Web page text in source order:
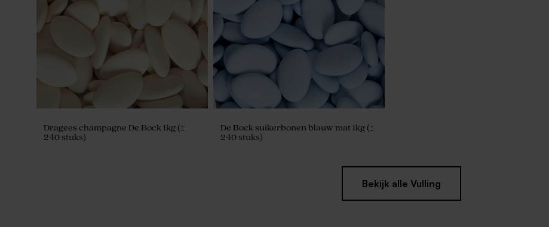
Dragees champagne De Bock 1kg (±
240 stuks)
De Bock suikerbonen blauw mat 1kg (±
240 stuks)
Bekijk alle Vulling